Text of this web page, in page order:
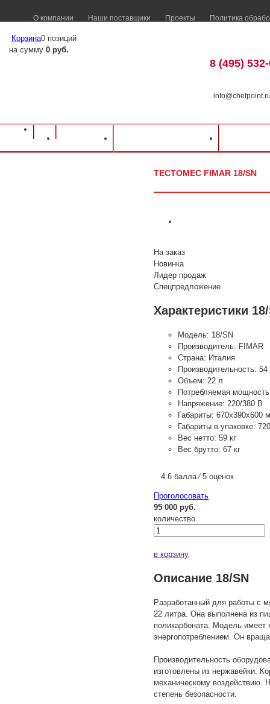
О компании Наши поставщики Проекты Политика
Корзина0 позиций
на сумму 0 руб.
8 (495)
Оборудование для ресторанов и кафе
ТЕСТОМЕС FIMAR 18/SN
На заказ
Новинка
Лидер продаж
Спецпредложение
Характеристики
Модель: 18/SN
Производитель: FIMAR
Страна: Италия
Производительность: 54
Объем: 22 л
Потребляемая
Напряжение: 220/380 В
Габариты: 670х390х600
Габариты в упаковке:
Вес нетто: 59 кг
Вес брутто: 67 кг
4.6 балла ⁄ 5 оценок
Проголосовать
95 000 руб.
количество
в корзину
Описание 18/SN
Разработанный для работы с
22 литра. Она выполнена из
поликарбоната. Модель
энергопотреблением. Он
Производительность
изготовлены из нержавейки.
механическому воздействию.
степень безопасности.